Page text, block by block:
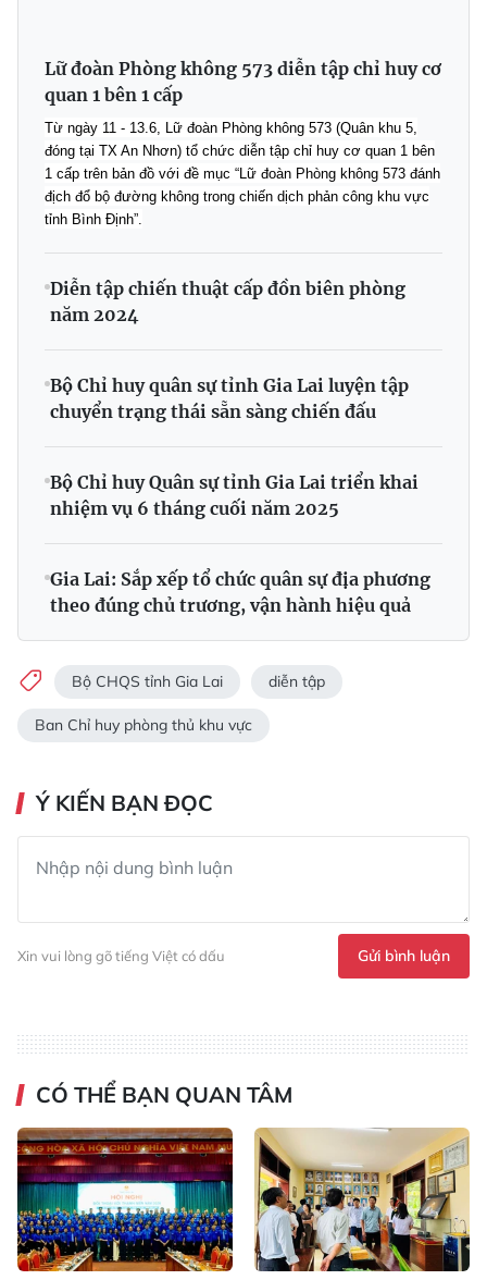
Lữ đoàn Phòng không 573 diễn tập chỉ huy cơ
quan 1 bên 1 cấp
Từ ngày 11 - 13.6, Lữ đoàn Phòng không 573 (Quân khu 5,
đóng tại TX An Nhơn) tổ chức diễn tập chỉ huy cơ quan 1 bên
1 cấp trên bản đồ với đề mục “Lữ đoàn Phòng không 573 đánh
địch đổ bộ đường không trong chiến dịch phản công khu vực
tỉnh Bình Định”.
Diễn tập chiến thuật cấp đồn biên phòng
năm 2024
Bộ Chỉ huy quân sự tỉnh Gia Lai luyện tập
chuyển trạng thái sẵn sàng chiến đấu
Bộ Chỉ huy Quân sự tỉnh Gia Lai triển khai
nhiệm vụ 6 tháng cuối năm 2025
Gia Lai: Sắp xếp tổ chức quân sự địa phương
theo đúng chủ trương, vận hành hiệu quả
Bộ CHQS tỉnh Gia Lai diễn tập
Ban Chỉ huy phòng thủ khu vực
Ý KIẾN BẠN ĐỌC
Xin vui lòng gõ tiếng Việt có dấu Gửi bình luận
CÓ THỂ BẠN QUAN TÂM